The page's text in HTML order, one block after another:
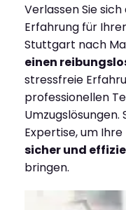
Verlassen Sie
Erfahrung für
Stuttgart nach
einen
stressfreie
professionellen
Umzugslösungen.
Expertise, um
sicher und
bringen.